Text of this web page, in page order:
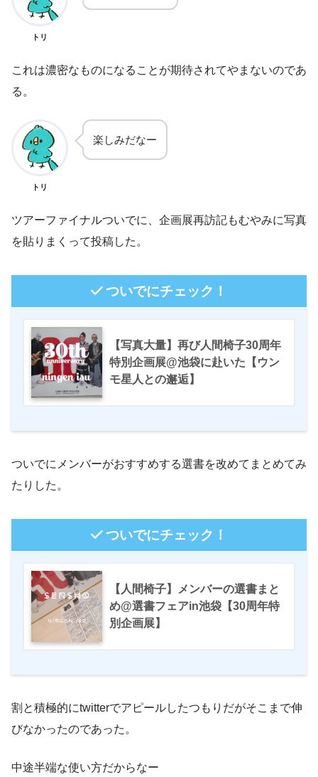
トリ
これは濃密なものになることが期待されてやまないのであ
る。
トリ
楽しみだなー
ツアーファイナルついでに、企画展再訪記もむやみに写真
を貼りまくって投稿した。
ついでにチェック！
【写真大量】再び人間椅子30周年
特別企画展@池袋に赴いた【ウン
モ星人との邂逅】
ついでにメンバーがおすすめする選書を改めてまとめてみ
たりした。
ついでにチェック！
【人間椅子】メンバーの選書まと
め@選書フェアin池袋【30周年特
別企画展】
割と積極的にtwitterでアピールしたつもりだがそこまで伸
びなかったのであった。
中途半端な使い方だからなー